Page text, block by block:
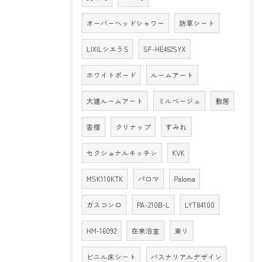
オーバーヘッドシャワー 防草シート
LIXILシエラS SF-HE452SYX
ホワイトボード ルームアート
大建ルームアート ミルベージュ 敷居
沓摺 クリナップ すみれ
セクショナルキッチン KVK
MSK110KTK パロマ Paloma
ガスコンロ PA-210B-L LYT84100
HM-16092 在来浴室 東リ
ビニル床シート バスナリアルデザイン